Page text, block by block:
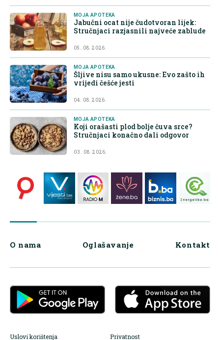
MOJA APOTEKA
Jabučni ocat nije čudotvoran lijek:
Stručnjaci razjasnili najveće zablude
05. 08. 2026.
MOJA APOTEKA
Šljive nisu samo ukusne: Evo zašto ih
vrijedi češće jesti
04. 08. 2026.
MOJA APOTEKA
Koji orašasti plod bolje čuva srce?
Stručnjaci konačno dali odgovor
03. 08. 2026.
O nama Oglašavanje Kontakt
Uslovi korištenja Privatnost